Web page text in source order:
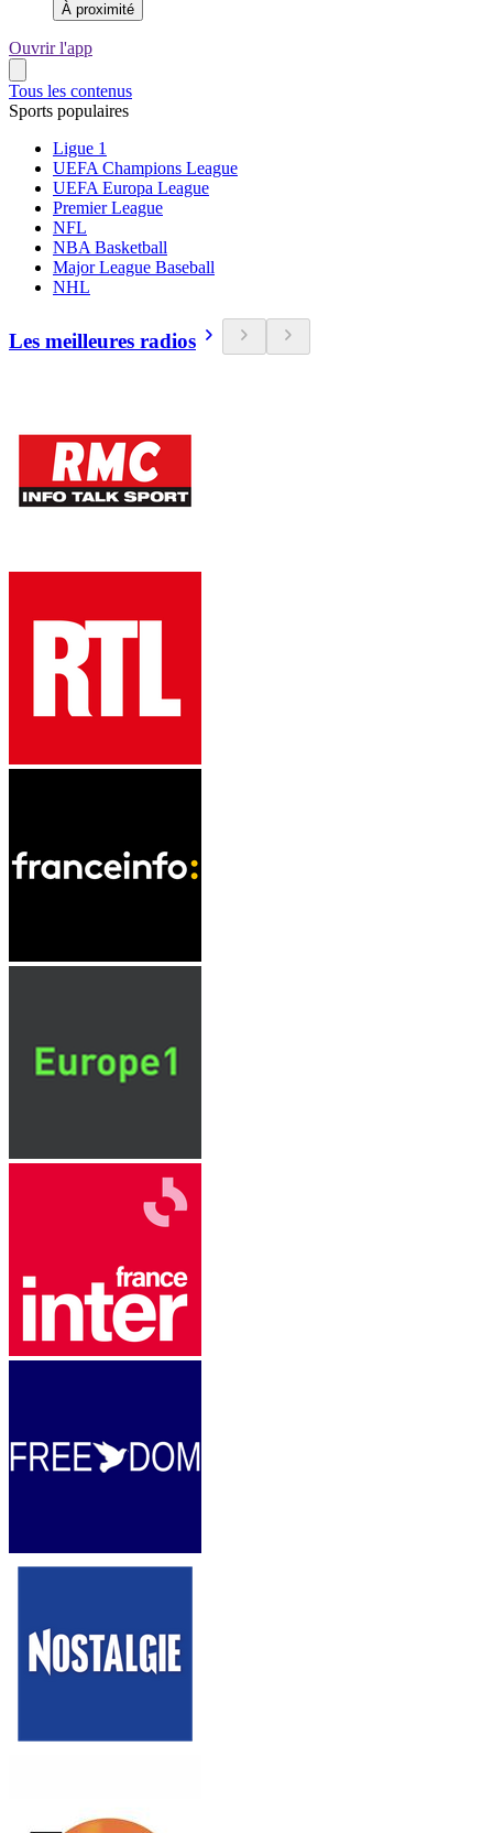
À proximité
Ouvrir l'app
Tous les contenus
Sports populaires
Ligue 1
UEFA Champions League
UEFA Europa League
Premier League
NFL
NBA Basketball
Major League Baseball
NHL
Les meilleures radios